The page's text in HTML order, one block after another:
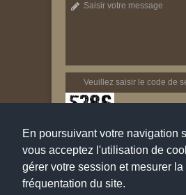
En poursuivant votre navigation
vous acceptez l'utilisation de
gérer votre session et mesurer la
fréquentation du site.
Envoyer